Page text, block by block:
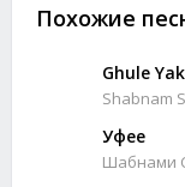
Похожие
Ghule
Shabnam
Уфее
Шабнами